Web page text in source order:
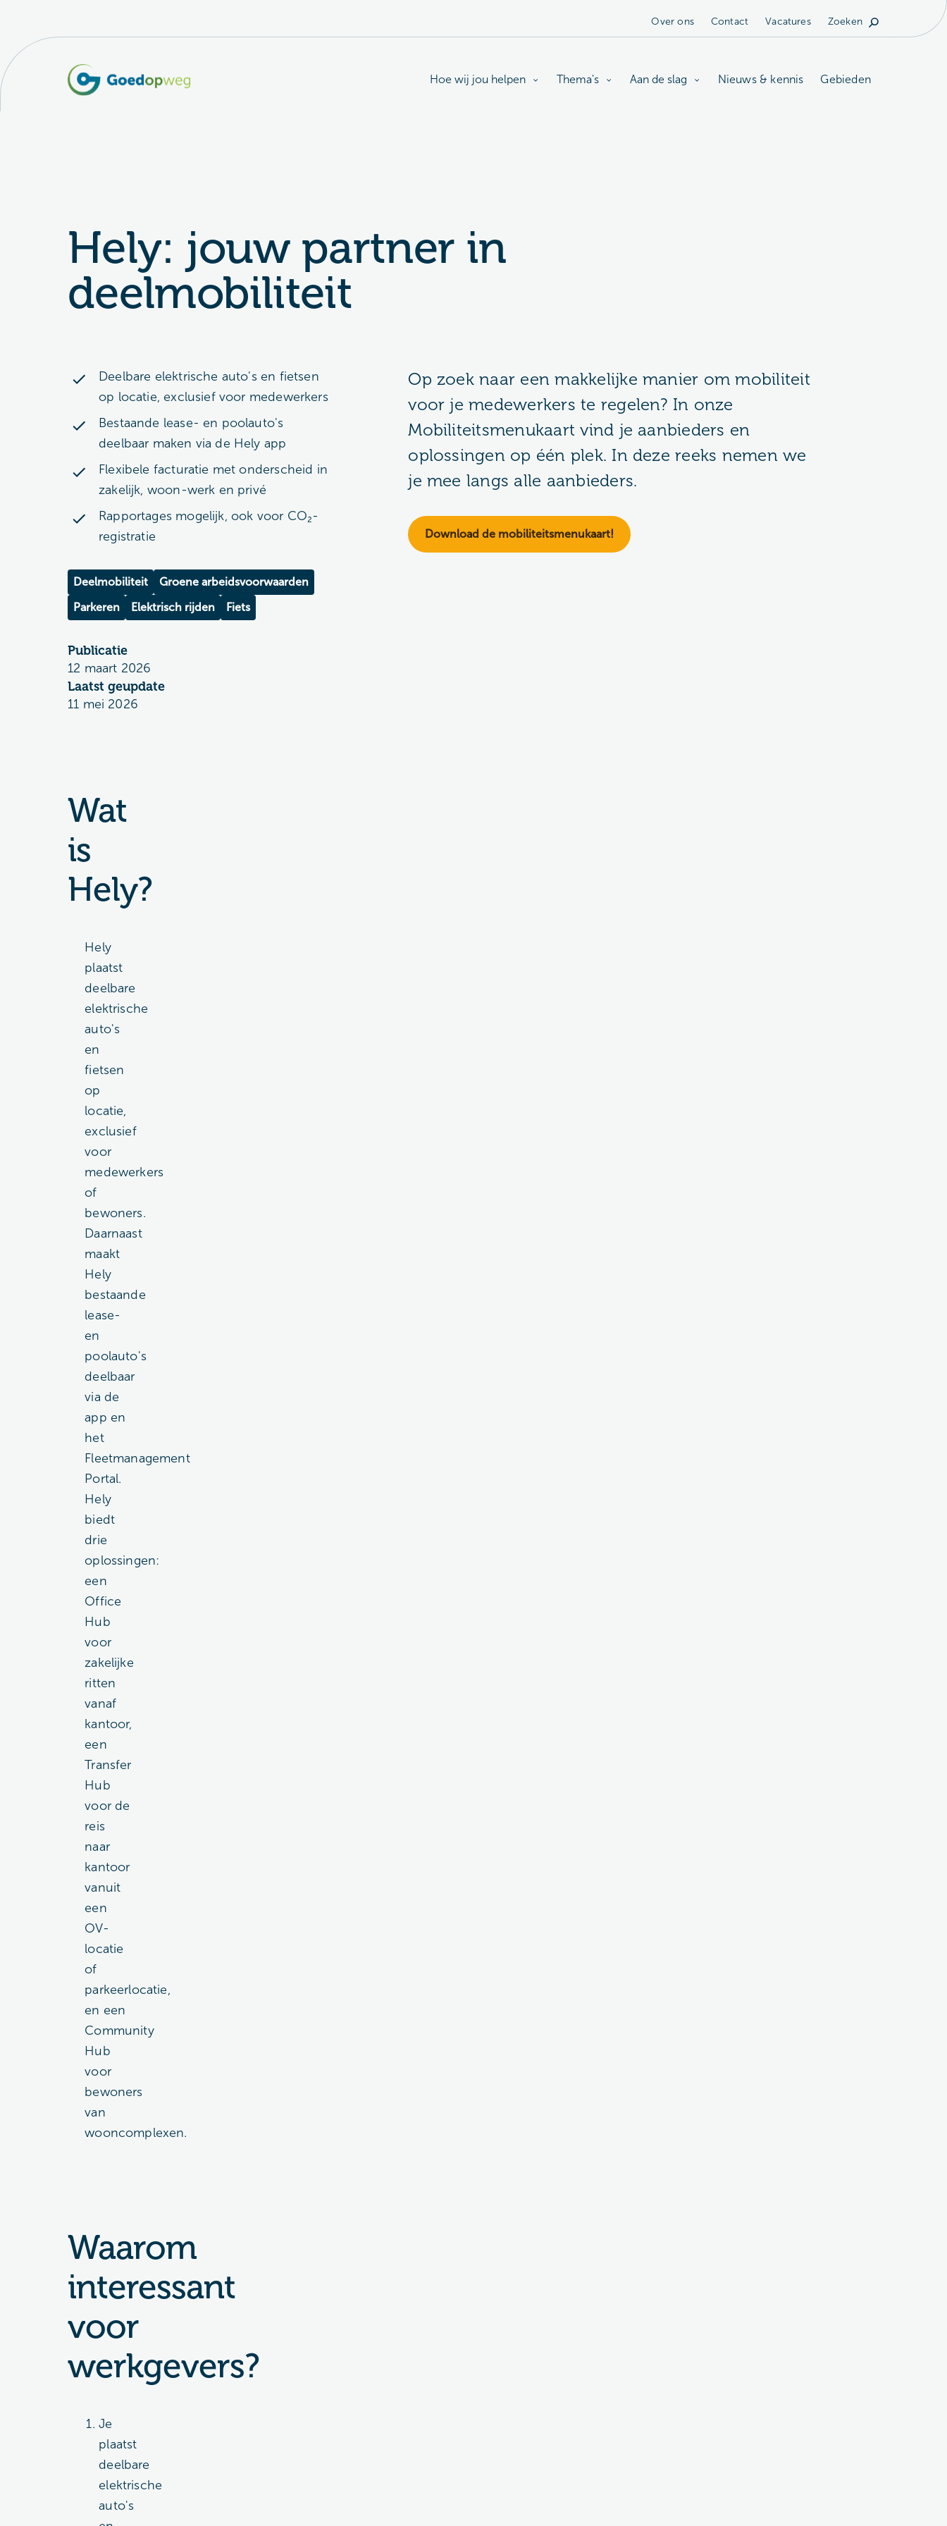
Over ons Contact Vacatures Zoeken
Hoe wij jou helpen Thema's Aan de slag Nieuws & kennis Gebieden
Hely: jouw partner in
deelmobiliteit
Deelbare elektrische auto's en fietsen
op locatie, exclusief voor medewerkers
Bestaande lease- en poolauto's
deelbaar maken via de Hely app
Flexibele facturatie met onderscheid in
zakelijk, woon-werk en privé
Rapportages mogelijk, ook voor CO₂-
registratie
Deelmobiliteit
Groene arbeidsvoorwaarden
Parkeren
Elektrisch rijden Fiets
Publicatie
12 maart 2026
Laatst geupdate
11 mei 2026
Op zoek naar een makkelijke manier om mobiliteit
voor je medewerkers te regelen? In onze
Mobiliteitsmenukaart vind je aanbieders en
oplossingen op één plek. In deze reeks nemen we
je mee langs alle aanbieders.
Download de mobiliteitsmenukaart!
Wat
is
Hely?
Hely
plaatst
deelbare
elektrische
auto's
en
fietsen
op
locatie,
exclusief
voor
medewerkers
of
bewoners.
Daarnaast
maakt
Hely
bestaande
lease-
en
poolauto's
deelbaar
via de
app en
het
Fleetmanagement
Portal.
Hely
biedt
drie
oplossingen:
een
Office
Hub
voor
zakelijke
ritten
vanaf
kantoor,
een
Transfer
Hub
voor de
reis
naar
kantoor
vanuit
een
OV-
locatie
of
parkeerlocatie,
en een
Community
Hub
voor
bewoners
van
wooncomplexen.
Waarom
interessant
voor
werkgevers?
Je
plaatst
deelbare
elektrische
auto's